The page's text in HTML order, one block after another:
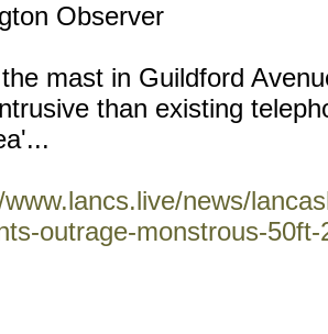
Observer
mast in Guildford
than existing
news/
outrage-monstrous-50ft-